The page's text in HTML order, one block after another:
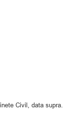
Civil, data supra.